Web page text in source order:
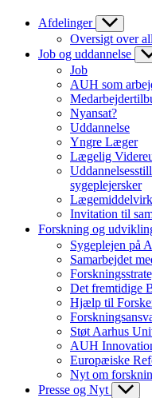
Afdelinger
Oversigt over
Job og uddannelse
Job
AUH som
Nyansat?
Uddannelse
Yngre Læger
Lægelig
sygeplejersker
Invitation til
Forskning og
Sygeplejen på
Samarbejdet
Det fremtidige
Hjælp til
Støt Aarhus
AUH
Europæiske
Nyt om
Presse og Nyt